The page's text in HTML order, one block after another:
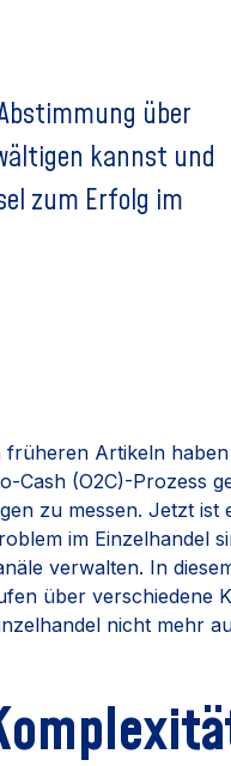
über
kannst und
zum Erfolg im
früheren Artikeln
Cash (O2C)-Prozess
zu messen. Jetzt
im Einzelhandel
verwalten. In
über verschiedene
nicht mehr